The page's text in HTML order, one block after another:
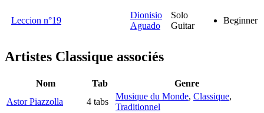
Leccion n°19
Dionisio
Aguado
Solo
Guitar
Beginner
Artistes Classique associés
Nom Tab
Genre
Astor Piazzolla
4 tabs
Musique du Monde, Classique,
Traditionnel